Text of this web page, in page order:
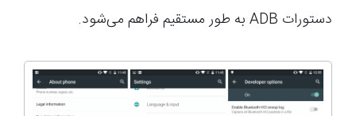
دستورات ADB به طور مستقیم فراهم می‌شود.